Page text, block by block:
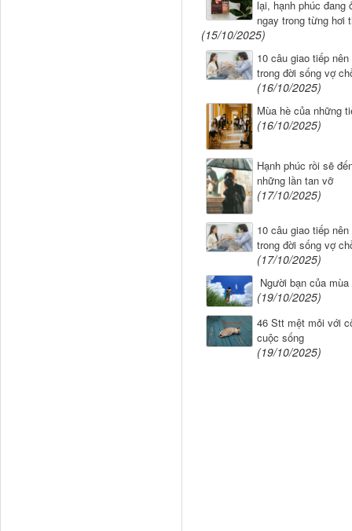
lại, hạnh phúc đang
ngay trong từng hơi
(15/10/2025)
10 câu giao tiếp nên
trong đời sống vợ
(16/10/2025)
Mùa hè của những
(16/10/2025)
Hạnh phúc rồi sẽ
những lần tan vỡ
(17/10/2025)
10 câu giao tiếp nên
trong đời sống vợ
(17/10/2025)
Người bạn của
(19/10/2025)
46 Stt mệt mỏi với
cuộc sống
(19/10/2025)